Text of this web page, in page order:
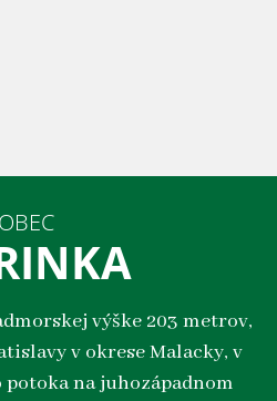
OBEC
výške 203 metrov,
v okrese Malacky, v
na juhozápadnom